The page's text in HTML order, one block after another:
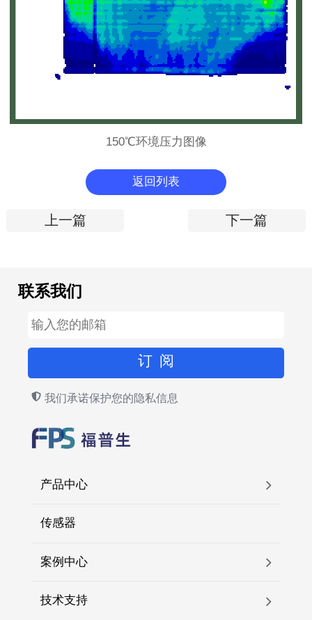
150℃环境压力图像
返回列表
上一篇 下一篇
联系我们
我们承诺保护您的隐私信息
产品中心
传感器
案例中心
技术支持